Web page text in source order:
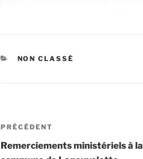
CATÉGORIES
NON CLASSÉ
Navigation
de
Article
précédent
PRÉCÉDENT
Remerciements ministériels à la